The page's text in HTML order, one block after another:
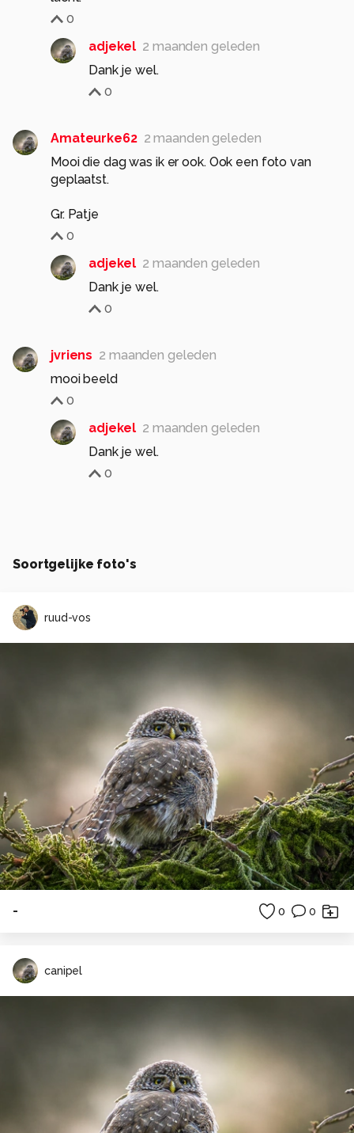
0
adjekel 2 maanden geleden
Dank je wel.
0
Amateurke62 2 maanden geleden
Mooi die dag was ik er ook. Ook een foto van
geplaatst.
Gr. Patje
0
adjekel 2 maanden geleden
Dank je wel.
0
jvriens 2 maanden geleden
mooi beeld
0
adjekel 2 maanden geleden
Dank je wel.
0
Soortgelijke foto's
ruud-vos
- 0 0
canipel